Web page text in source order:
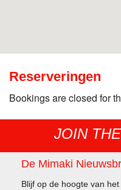
Reserveringen
Bookings are closed for
JOIN THE
De Mimaki
Blijf op de hoogte van